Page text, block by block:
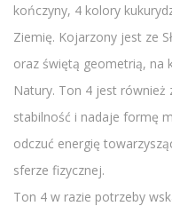
kończyny, 4 kolory
Ziemię. Kojarzony jest ze
oraz świętą geometrią, na
Natury. Ton 4 jest również
stabilność i nadaje formę
odczuć energię
sferze fizycznej.
Ton 4 w razie potrzeby